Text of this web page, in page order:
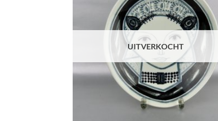
UITVERKOCHT